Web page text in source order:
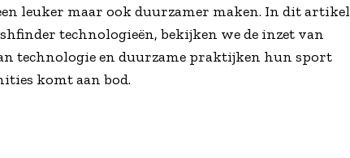
leuker maar ook duurzamer maken. In dit artikel
technologieën, bekijken we de inzet van
technologie en duurzame praktijken hun sport
komt aan bod.